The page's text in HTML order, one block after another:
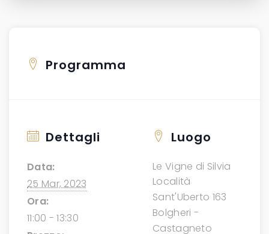
Programma
Dettagli
Data:
25 Mar, 2023
Ora:
11:00 - 13:30
Luogo
Le Vigne di Silvia
Località
Sant'Uberto 163
Bolgheri -
Castagneto